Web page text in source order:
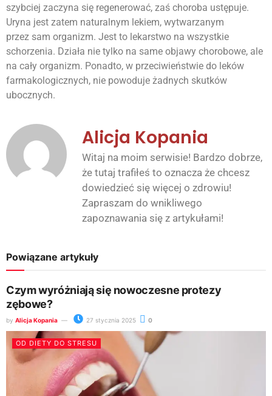
szybciej zaczyna się regenerować, zaś choroba ustępuje.
Uryna jest zatem naturalnym lekiem, wytwarzanym
przez sam organizm. Jest to lekarstwo na wszystkie
schorzenia. Działa nie tylko na same objawy chorobowe, ale
na cały organizm. Ponadto, w przeciwieństwie do leków
farmakologicznych, nie powoduje żadnych skutków
ubocznych.
Alicja Kopania
Witaj na moim serwisie! Bardzo dobrze,
że tutaj trafiłeś to oznacza że chcesz
dowiedzieć się więcej o zdrowiu!
Zapraszam do wnikliwego
zapoznawania się z artykułami!
Powiązane artykuły
Czym wyróżniają się nowoczesne protezy
zębowe?
by Alicja Kopania 27 stycznia 2025 0
OD DIETY DO STRESU